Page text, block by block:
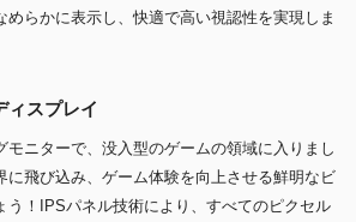
めらかに表示し、快適で高い視認性を実現しま
スプレイ
モニターで、没入型のゲームの領域に入りまし
に飛び込み、ゲーム体験を向上させる鮮明なビ
う！IPSパネル技術により、すべてのピクセル